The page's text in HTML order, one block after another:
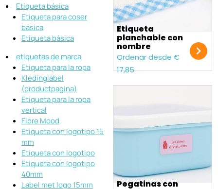
Etiqueta básica
Etiqueta para coser
básica
Etiqueta básica
etiquetas de marca
Etiqueta para la ropa
Kledinglabel
(productpagina)
Etiqueta para la ropa
vertical
Fibre Mood
Etiqueta con logotipo 15
mm
Etiqueta con logotipo
Etiqueta con logotipo
40mm
Label met logo 15mm
Etiqueta
planchable con
nombre
Ordenar desde €
17,85
Pegatinas con